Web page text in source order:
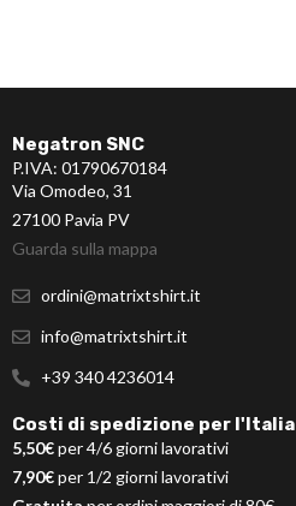
Negatron SNC
P.IVA: 01790670184
Via Omodeo, 31
27100 Pavia PV
Guarda sulla mappa
ordini@matrixtshirt.it
info@matrixtshirt.it
+39 340 4236014
Costi di spedizione per l'Italia
5,50€per 4/6 giorni lavorativi
7,90€per 1/2 giorni lavorativi